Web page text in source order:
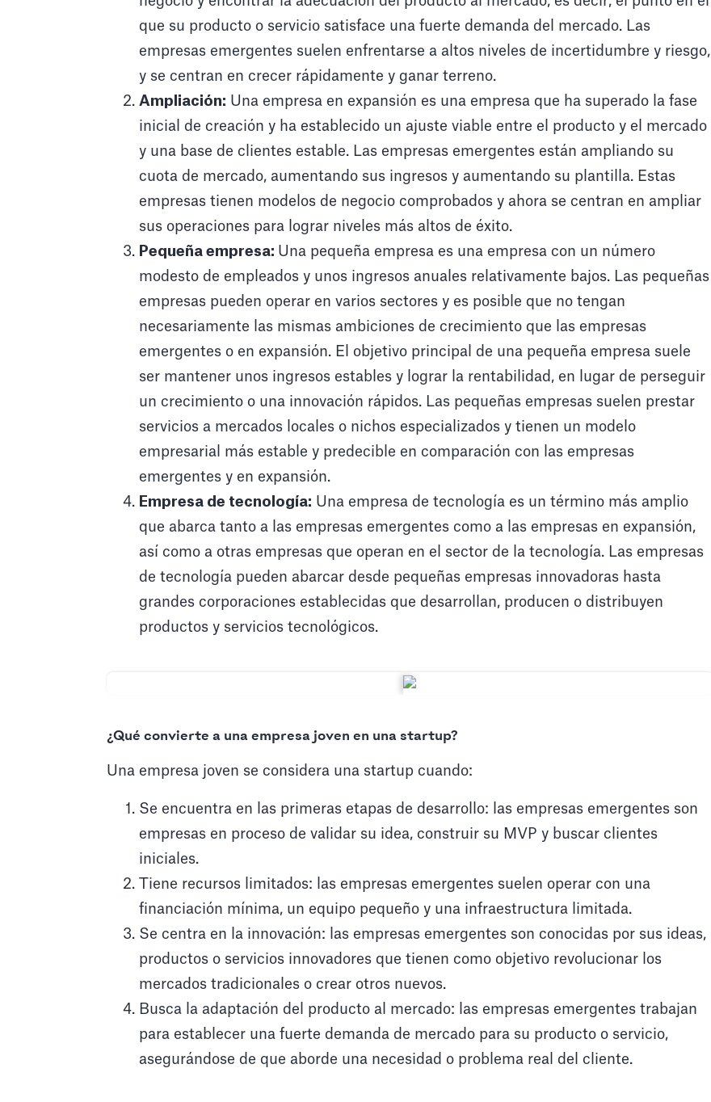
que su producto o servicio satisface una fuerte demanda del mercado. Las
empresas emergentes suelen enfrentarse a altos niveles de incertidumbre y riesgo,
y se centran en crecer rápidamente y ganar terreno.
Ampliación: Una empresa en expansión es una empresa que ha superado la fase
inicial de creación y ha establecido un ajuste viable entre el producto y el mercado
y una base de clientes estable. Las empresas emergentes están ampliando su
cuota de mercado, aumentando sus ingresos y aumentando su plantilla. Estas
empresas tienen modelos de negocio comprobados y ahora se centran en ampliar
sus operaciones para lograr niveles más altos de éxito.
Pequeña empresa: Una pequeña empresa es una empresa con un número
modesto de empleados y unos ingresos anuales relativamente bajos. Las pequeñas
empresas pueden operar en varios sectores y es posible que no tengan
necesariamente las mismas ambiciones de crecimiento que las empresas
emergentes o en expansión. El objetivo principal de una pequeña empresa suele
ser mantener unos ingresos estables y lograr la rentabilidad, en lugar de perseguir
un crecimiento o una innovación rápidos. Las pequeñas empresas suelen prestar
servicios a mercados locales o nichos especializados y tienen un modelo
empresarial más estable y predecible en comparación con las empresas
emergentes y en expansión.
Empresa de tecnología: Una empresa de tecnología es un término más amplio
que abarca tanto a las empresas emergentes como a las empresas en expansión,
así como a otras empresas que operan en el sector de la tecnología. Las empresas
de tecnología pueden abarcar desde pequeñas empresas innovadoras hasta
grandes corporaciones establecidas que desarrollan, producen o distribuyen
productos y servicios tecnológicos.
¿Qué convierte a una empresa joven en una startup?
Una empresa joven se considera una startup cuando:
Se encuentra en las primeras etapas de desarrollo: las empresas emergentes son
empresas en proceso de validar su idea, construir su MVP y buscar clientes
iniciales.
Tiene recursos limitados: las empresas emergentes suelen operar con una
financiación mínima, un equipo pequeño y una infraestructura limitada.
Se centra en la innovación: las empresas emergentes son conocidas por sus ideas,
productos o servicios innovadores que tienen como objetivo revolucionar los
mercados tradicionales o crear otros nuevos.
Busca la adaptación del producto al mercado: las empresas emergentes trabajan
para establecer una fuerte demanda de mercado para su producto o servicio,
asegurándose de que aborde una necesidad o problema real del cliente.